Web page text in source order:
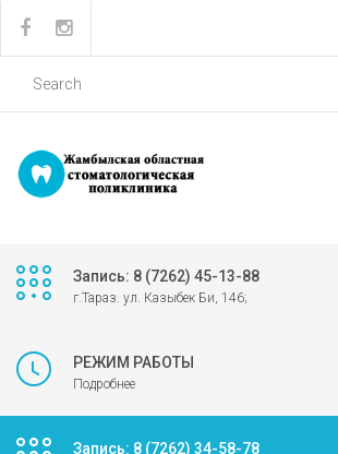
Запись: 8 (7262) 45-13-88
г.Тараз. ул. Казыбек Би, 146;
РЕЖИМ РАБОТЫ
Подробнее
Запись: 8 (7262) 34-58-78